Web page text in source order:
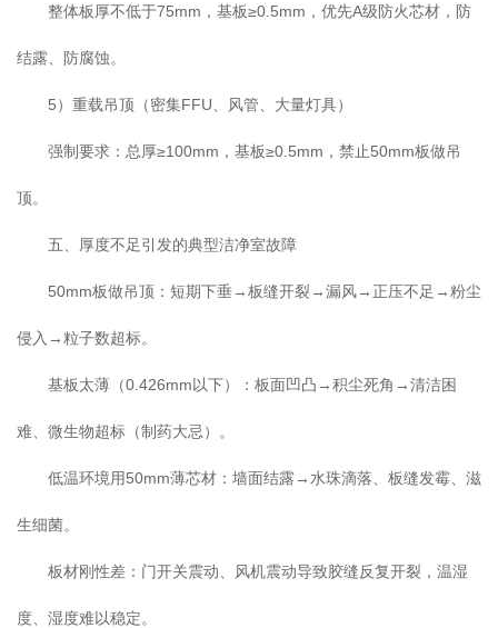
整体板厚不低于75mm，基板≥0.5mm，优先A级防火芯材，防
结露、防腐蚀。
5）重载吊顶（密集FFU、风管、大量灯具）
强制要求：总厚≥100mm，基板≥0.5mm，禁止50mm板做吊
顶。
五、厚度不足引发的典型洁净室故障
50mm板做吊顶：短期下垂→板缝开裂→漏风→正压不足→粉尘
侵入→粒子数超标。
基板太薄（0.426mm以下）：板面凹凸→积尘死角→清洁困
难、微生物超标（制药大忌）。
低温环境用50mm薄芯材：墙面结露→水珠滴落、板缝发霉、滋
生细菌。
板材刚性差：门开关震动、风机震动导致胶缝反复开裂，温湿
度、湿度难以稳定。